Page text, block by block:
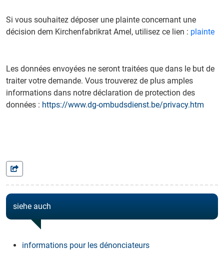
Si vous souhaitez déposer une plainte concernant une
décision dem Kirchenfabrikrat Amel, utilisez ce lien : plainte
Les données envoyées ne seront traitées que dans le but de
traiter votre demande. Vous trouverez de plus amples
informations dans notre déclaration de protection des
données : https://www.dg-ombudsdienst.be/privacy.htm
siehe auch
informations pour les dénonciateurs